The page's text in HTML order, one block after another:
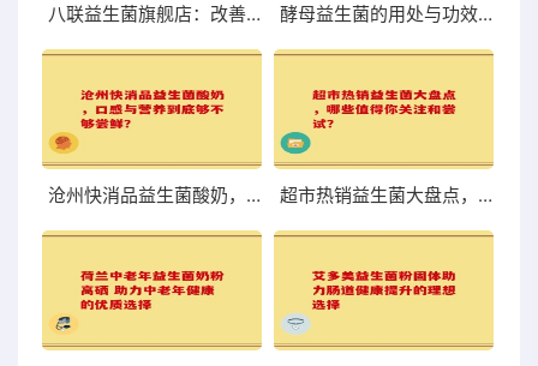
八联益生菌旗舰店：改善肠道，体验前所未有的轻盈与舒适 酵母益生菌的用处与功效你知道吗
沧州快消品益生菌酸奶，口感与营养到底够不够尝鲜？ 超市热销益生菌大盘点，哪些值得你关注和尝试？